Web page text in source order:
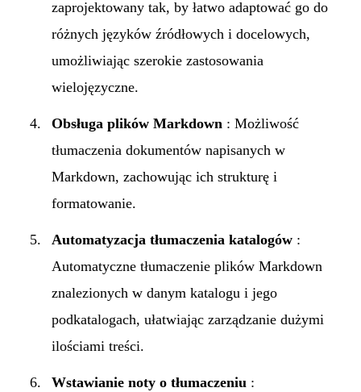
zaprojektowany tak, by łatwo adaptować go do
różnych języków źródłowych i docelowych,
umożliwiając szerokie zastosowania
wielojęzyczne.
Obsługa plików Markdown : Możliwość
tłumaczenia dokumentów napisanych w
Markdown, zachowując ich strukturę i
formatowanie.
Automatyzacja tłumaczenia katalogów :
Automatyczne tłumaczenie plików Markdown
znalezionych w danym katalogu i jego
podkatalogach, ułatwiając zarządzanie dużymi
ilościami treści.
Wstawianie noty o tłumaczeniu :